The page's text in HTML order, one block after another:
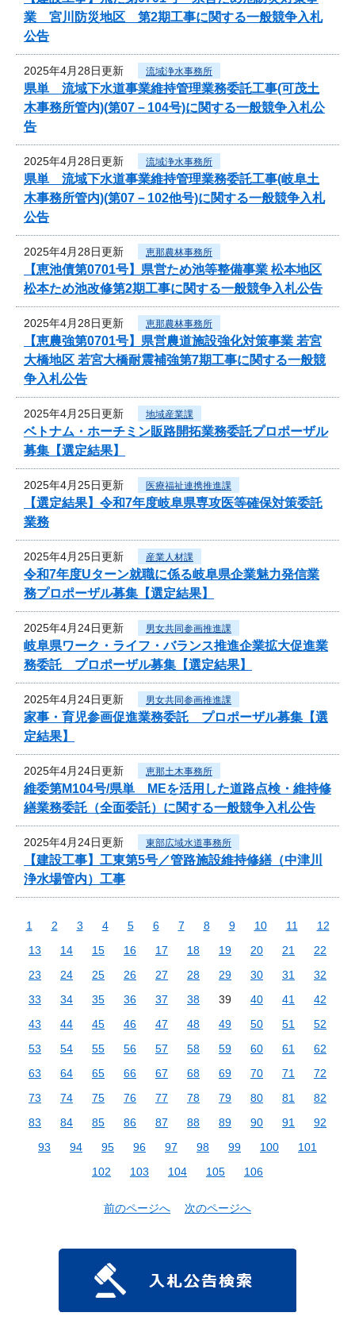
業 宮川防災地区 第2期工事に関する一般競争入札
公告
2025年4月28日更新 流域浄水事務所
県単 流域下水道事業維持管理業務委託工事(可茂土
木事務所管内)(第07－104号)に関する一般競争入札公
告
2025年4月28日更新 流域浄水事務所
県単 流域下水道事業維持管理業務委託工事(岐阜土
木事務所管内)(第07－102他号)に関する一般競争入札
公告
2025年4月28日更新 恵那農林事務所
【恵池債第0701号】県営ため池等整備事業 松本地区
松本ため池改修第2期工事に関する一般競争入札公告
2025年4月28日更新 恵那農林事務所
【恵農強第0701号】県営農道施設強化対策事業 若宮
大橋地区 若宮大橋耐震補強第7期工事に関する一般競
争入札公告
2025年4月25日更新 地域産業課
ベトナム・ホーチミン販路開拓業務委託プロポーザル
募集【選定結果】
2025年4月25日更新 医療福祉連携推進課
【選定結果】令和7年度岐阜県専攻医等確保対策委託
業務
2025年4月25日更新 産業人材課
令和7年度Uターン就職に係る岐阜県企業魅力発信業
務プロポーザル募集【選定結果】
2025年4月24日更新 男女共同参画推進課
岐阜県ワーク・ライフ・バランス推進企業拡大促進業
務委託 プロポーザル募集【選定結果】
2025年4月24日更新 男女共同参画推進課
家事・育児参画促進業務委託 プロポーザル募集【選
定結果】
2025年4月24日更新 恵那土木事務所
維委第M104号/県単 MEを活用した道路点検・維持修
繕業務委託（全面委託）に関する一般競争入札公告
2025年4月24日更新 東部広域水道事務所
【建設工事】工東第5号／管路施設維持修繕（中津川
浄水場管内）工事
1 2 3 4 5 6 7 8 9 10 11
12
13
14 15 16 17 18 19 20 21
22
23
24 25 26 27 28 29 30 31
32
33
34 35 36 37 38 39 40 41
42
43
44 45 46 47 48 49 50 51
52
53
54 55 56 57 58 59 60 61
62
63
64 65 66 67 68 69 70 71
72
73
74 75 76 77 78 79 80 81
82
83
84 85 86 87 88 89 90 91
92
93
94 95 96 97 98 99 100
101
102
103 104 105 106
前のページへ 次のページへ